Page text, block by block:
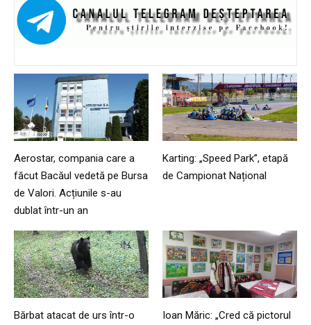
Aerostar, compania care a
făcut Bacăul vedetă pe Bursa
de Valori. Acțiunile s-au
dublat într-un an
Karting: „Speed Park”, etapă
de Campionat Național
Bărbat atacat de urs într-o
Ioan Măric: „Cred că pictorul